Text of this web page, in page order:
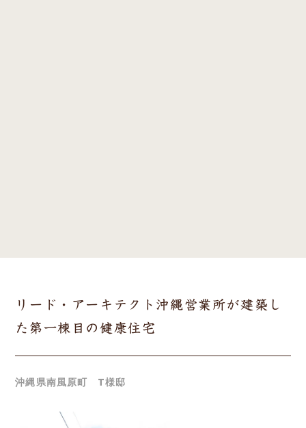
リード・アーキテクト沖縄営業所が建築し
た第一棟目の健康住宅
沖縄県南風原町 T様邸